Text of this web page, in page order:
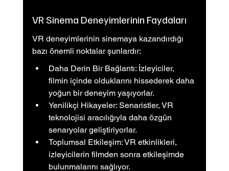
VR Sinema Deneyimlerinin Faydaları
VR deneyimlerinin sinemaya kazandırdığı
bazı önemli noktalar şunlardır:
Daha Derin Bir Bağlantı: İzleyiciler,
filmin içinde olduklarını hissederek daha
yoğun bir deneyim yaşıyorlar.
Yenilikçi Hikayeler: Senaristler, VR
teknolojisi aracılığıyla daha özgün
senaryolar geliştiriyorlar.
Toplumsal Etkileşim: VR etkinlikleri,
izleyicilerin filmden sonra etkileşimde
bulunmalarını sağlıyor.